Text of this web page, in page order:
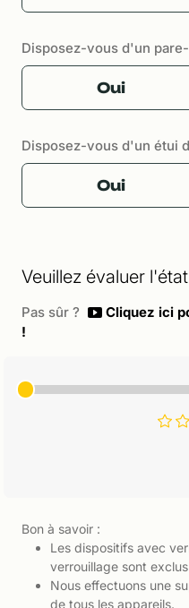
Disposez-vous d'un
Oui
Disposez-vous d'un étui
Oui
Veuillez évaluer
Pas sûr ?
Cliquez ici
!
Bon à savoir :
Les dispositifs avec
verrouillage sont
Nous effectuons une
de tous les appareils.